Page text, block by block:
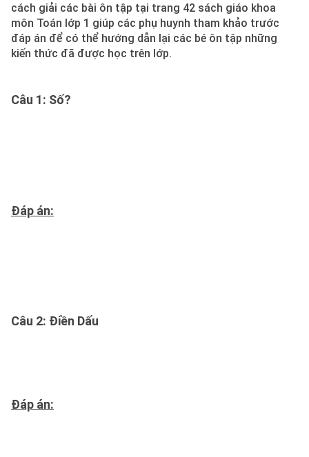
cách giải các bài ôn tập tại trang 42 sách giáo khoa
môn Toán lớp 1 giúp các phụ huynh tham khảo trước
đáp án để có thể hướng dẫn lại các bé ôn tập những
kiến thức đã được học trên lớp.
Câu 1: Số?
Đáp án:
Câu 2: Điền Dấu
Đáp án: